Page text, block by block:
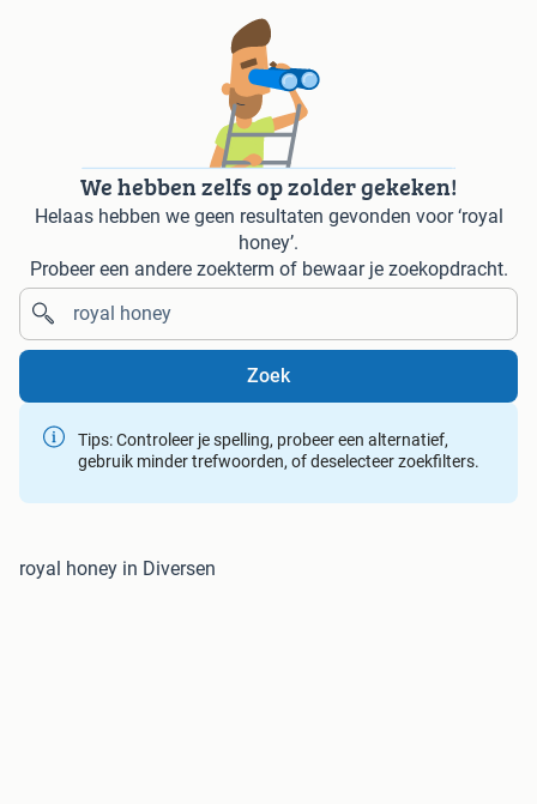
We hebben zelfs op zolder gekeken!
Helaas hebben we geen resultaten gevonden voor ‘royal
honey’.
Probeer een andere zoekterm of bewaar je zoekopdracht.
Zoek
Tips: Controleer je spelling, probeer een alternatief,
gebruik minder trefwoorden, of deselecteer zoekfilters.
royal honey in Diversen